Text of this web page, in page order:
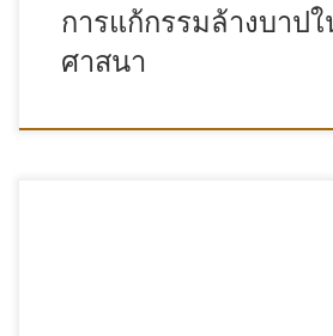
การแก้กรรมล้างบาป
ศาสนา